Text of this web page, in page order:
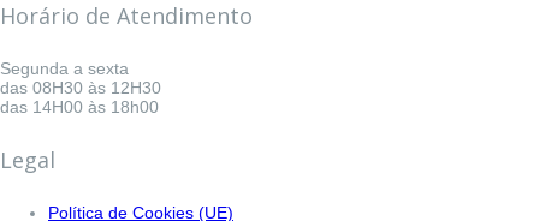
Horário de Atendimento
Segunda a sexta
das 08H30 às 12H30
das 14H00 às 18h00
Legal
Política de Cookies (UE)